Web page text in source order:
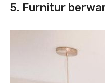
5. Furnitur